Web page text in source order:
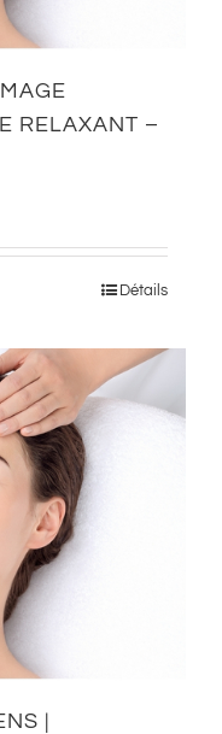
RELAXANT –
Détails
|